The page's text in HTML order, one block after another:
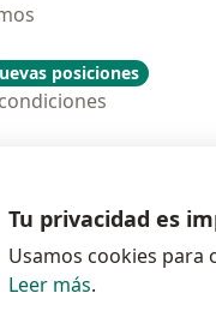
posiciones
Polska
Tu privacidad es
Usamos cookies para
Leer más.